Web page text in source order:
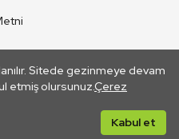
Sitede gezinmeye devam
etmiş olursunuz.Çerez
Kabul et
Bağlantı yoluyla gidilen dış